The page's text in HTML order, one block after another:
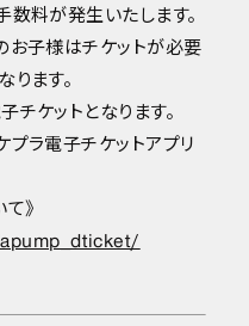
料が発生いたします。
子様はチケットが必要
ます。
ケットとなります。
ラ電子チケットアプリ
》